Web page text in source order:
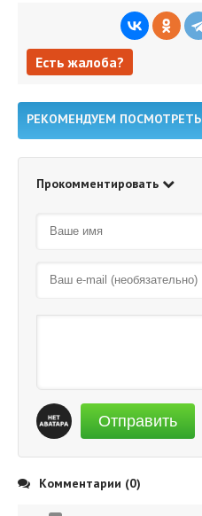
Есть жалоба?
РЕКОМЕНДУЕМ ПОСМОТРЕТЬ
Прокомментировать
Отправить
Комментарии (0)